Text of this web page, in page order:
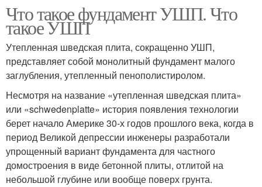
Что такое фундамент УШП. Что
такое УШП
Утепленная шведская плита, сокращенно УШП,
представляет собой монолитный фундамент малого
заглубления, утепленный пенополистиролом.
Несмотря на название «утепленная шведская плита»
или «schwedenplatte» история появления технологии
берет начало Америке 30-х годов прошлого века, когда в
период Великой депрессии инженеры разработали
упрощенный вариант фундамента для частного
домостроения в виде бетонной плиты, отлитой на
небольшой глубине или вообще поверх грунта.